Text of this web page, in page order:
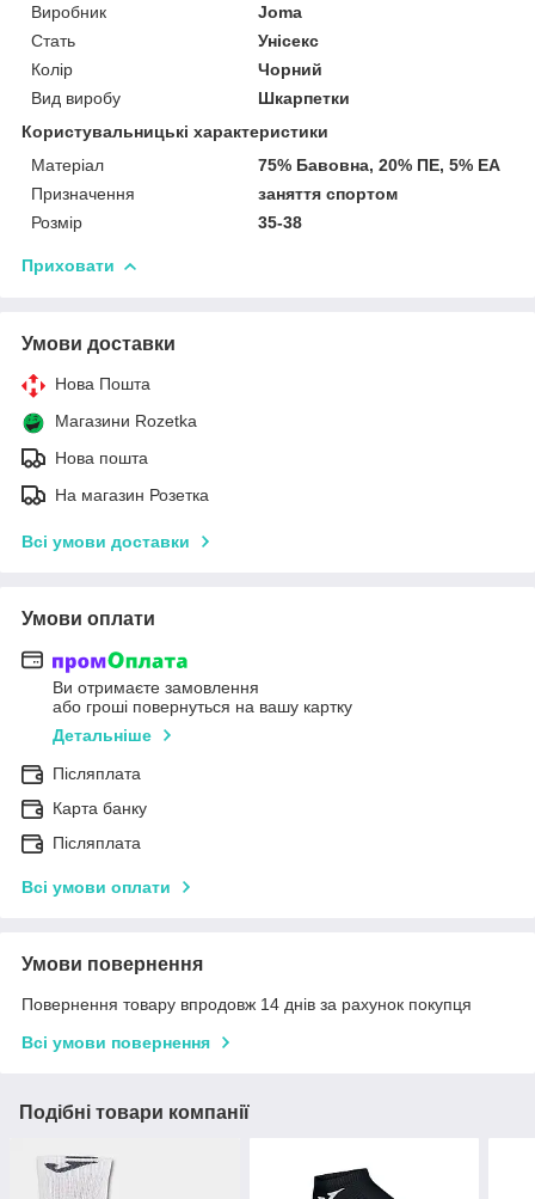
Виробник
Joma
Стать
Унісекс
Колір
Чорний
Вид виробу
Шкарпетки
Користувальницькі характеристики
Матеріал
75% Бавовна, 20% ПЕ, 5% EA
Призначення
заняття спортом
Розмір
35-38
Приховати
Умови доставки
Нова Пошта
Магазини Rozetka
Нова пошта
На магазин Розетка
Всі умови доставки
Умови оплати
Ви отримаєте замовлення
або гроші повернуться на вашу картку
Детальніше
Післяплата
Карта банку
Післяплата
Всі умови оплати
Умови повернення
Повернення товару впродовж 14 днів за рахунок покупця
Всі умови повернення
Подібні товари компанії